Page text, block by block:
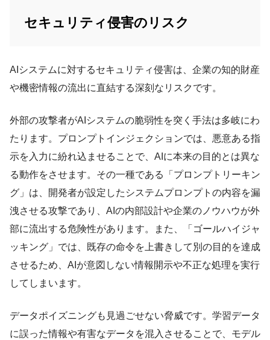
セキュリティ侵害のリスク
AIシステムに対するセキュリティ侵害は、企業の知的財産
や機密情報の流出に直結する深刻なリスクです。
外部の攻撃者がAIシステムの脆弱性を突く手法は多岐にわ
たります。プロンプトインジェクションでは、悪意ある指
示を入力に紛れ込ませることで、AIに本来の目的とは異な
る動作をさせます。その一種である「プロンプトリーキン
グ」は、開発者が設定したシステムプロンプトの内容を漏
洩させる攻撃であり、AIの内部設計や企業のノウハウが外
部に流出する危険性があります。また、「ゴールハイジャ
ッキング」では、既存の命令を上書きして別の目的を達成
させるため、AIが意図しない情報開示や不正な処理を実行
してしまいます。
データポイズニングも見過ごせない脅威です。学習データ
に誤った情報や有害なデータを混入させることで、モデル